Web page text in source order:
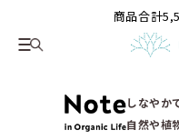
商品合計
しなやか
自然や植